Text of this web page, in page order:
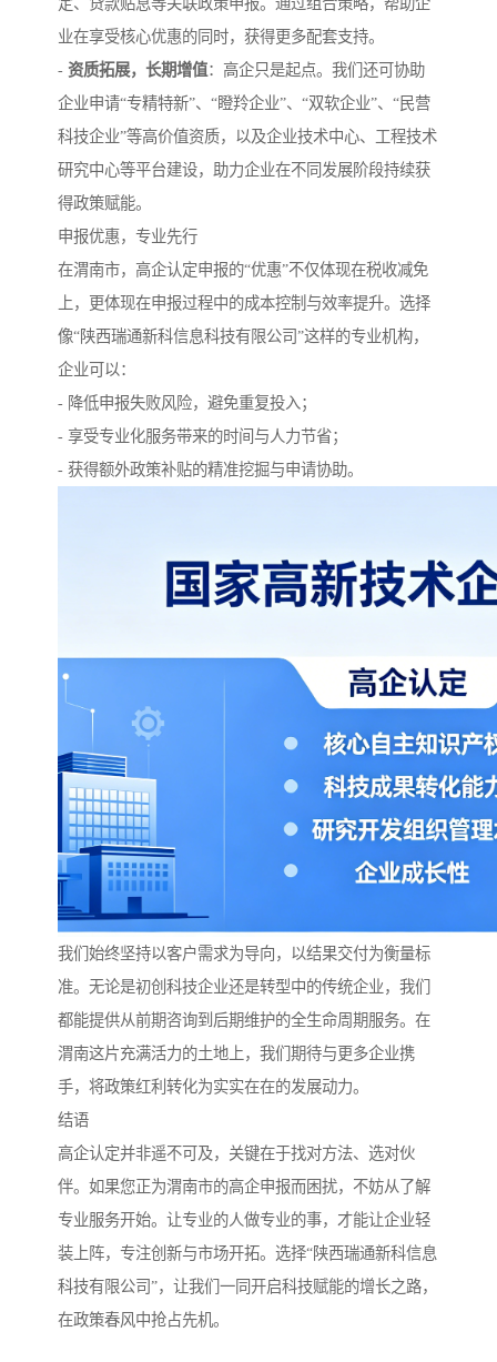
定、贷款贴息等关联政策申报。通过组合策略，帮助企
业在享受核心优惠的同时，获得更多配套支持。
- 资质拓展，长期增值：高企只是起点。我们还可协助
企业申请“专精特新”、“瞪羚企业”、“双软企业”、“民营
科技企业”等高价值资质，以及企业技术中心、工程技术
研究中心等平台建设，助力企业在不同发展阶段持续获
得政策赋能。
申报优惠，专业先行
在渭南市，高企认定申报的“优惠”不仅体现在税收减免
上，更体现在申报过程中的成本控制与效率提升。选择
像“陕西瑞通新科信息科技有限公司”这样的专业机构，
企业可以：
- 降低申报失败风险，避免重复投入；
- 享受专业化服务带来的时间与人力节省；
- 获得额外政策补贴的精准挖掘与申请协助。
我们始终坚持以客户需求为导向，以结果交付为衡量标
准。无论是初创科技企业还是转型中的传统企业，我们
都能提供从前期咨询到后期维护的全生命周期服务。在
渭南这片充满活力的土地上，我们期待与更多企业携
手，将政策红利转化为实实在在的发展动力。
结语
高企认定并非遥不可及，关键在于找对方法、选对伙
伴。如果您正为渭南市的高企申报而困扰，不妨从了解
专业服务开始。让专业的人做专业的事，才能让企业轻
装上阵，专注创新与市场开拓。选择“陕西瑞通新科信息
科技有限公司”，让我们一同开启科技赋能的增长之路，
在政策春风中抢占先机。